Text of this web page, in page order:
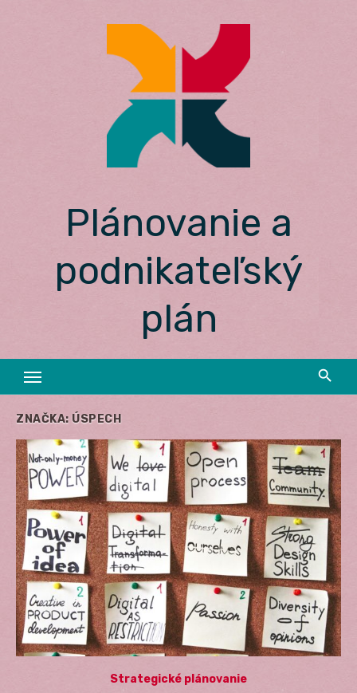
Plánovanie a
podnikateľský
plán
ZNAČKA: ÚSPECH
Strategické plánovanie